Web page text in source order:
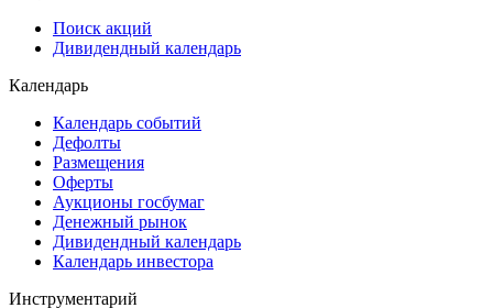
Самые популярные облигации на Cbonds.ru
Дивидендный календарь
Календарь
Календарь событий
Дефолты
Размещения
Оферты
Аукционы госбумаг
Денежный рынок